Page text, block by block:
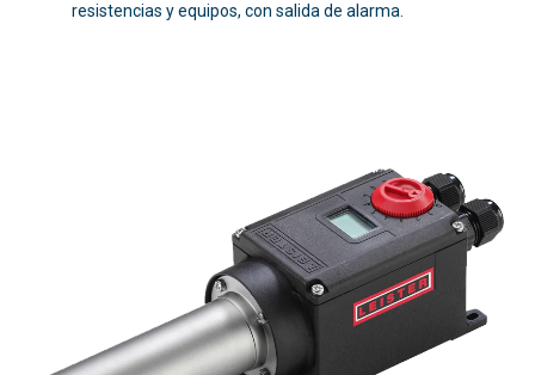
resistencias y equipos, con salida de alarma.